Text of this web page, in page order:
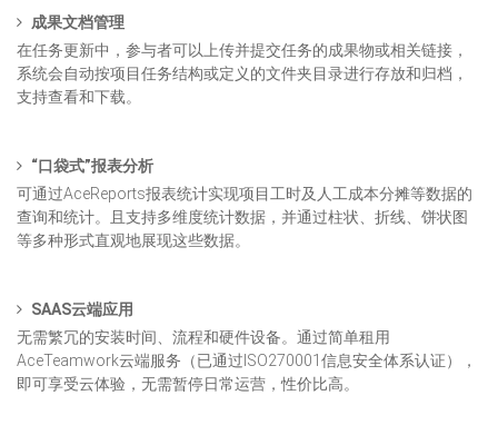
成果文档管理
在任务更新中，参与者可以上传并提交任务的成果物或相关链接，
系统会自动按项目任务结构或定义的文件夹目录进行存放和归档，
支持查看和下载。
“口袋式”报表分析
可通过AceReports报表统计实现项目工时及人工成本分摊等数据的
查询和统计。且支持多维度统计数据，并通过柱状、折线、饼状图
等多种形式直观地展现这些数据。
SAAS云端应用
无需繁冗的安装时间、流程和硬件设备。通过简单租用
AceTeamwork云端服务（已通过ISO270001信息安全体系认证），
即可享受云体验，无需暂停日常运营，性价比高。